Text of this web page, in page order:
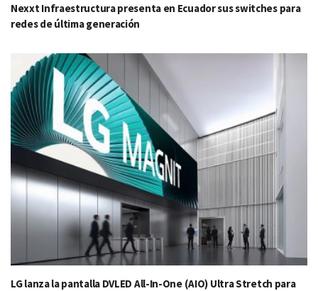
Nexxt Infraestructura presenta en Ecuador sus switches para
redes de última generación
LG lanza la pantalla DVLED All-In-One (AIO) Ultra Stretch para